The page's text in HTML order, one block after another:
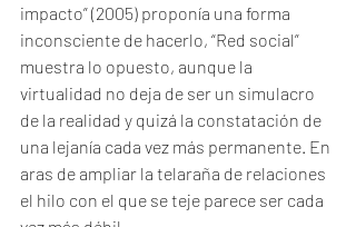
impacto” (2005) proponía una forma
inconsciente de hacerlo, “Red social”
muestra lo opuesto, aunque la
virtualidad no deja de ser un simulacro
de la realidad y quizá la constatación de
una lejanía cada vez más permanente. En
aras de ampliar la telaraña de relaciones
el hilo con el que se teje parece ser cada